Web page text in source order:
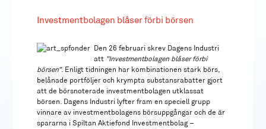
Investmentbolagen blåser förbi börsen
Den 26 februari skrev Dagens Industri
att ”Investmentbolagen blåser förbi
börsen”. Enligt tidningen har kombinationen stark börs,
belånade portföljer och krympta substansrabatter gjort
att de börsnoterade investmentbolagen utklassat
börsen. Dagens Industri lyfter fram en speciell grupp
vinnare av investmentbolagens börsuppgångar och de är
spararna i Spiltan Aktiefond Investmentbolag –